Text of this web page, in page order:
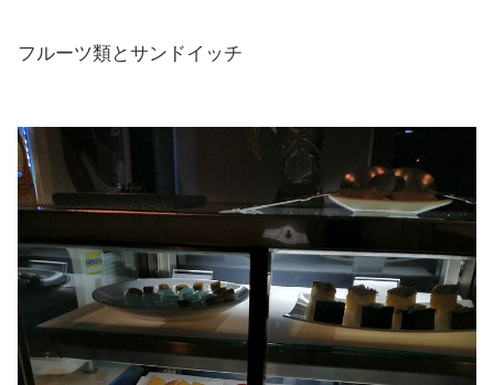
フルーツ類とサンドイッチ